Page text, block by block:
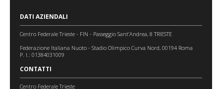
DATI AZIENDALI
Centro Federale Trieste - FIN - Passeggio Sant’Andrea, 8 TRIESTE
Federazione Italiana Nuoto - Stadio Olimpico Curva Nord, 00194 Roma
P. I.: 01384031009
CONTATTI
Centro Federale Trieste